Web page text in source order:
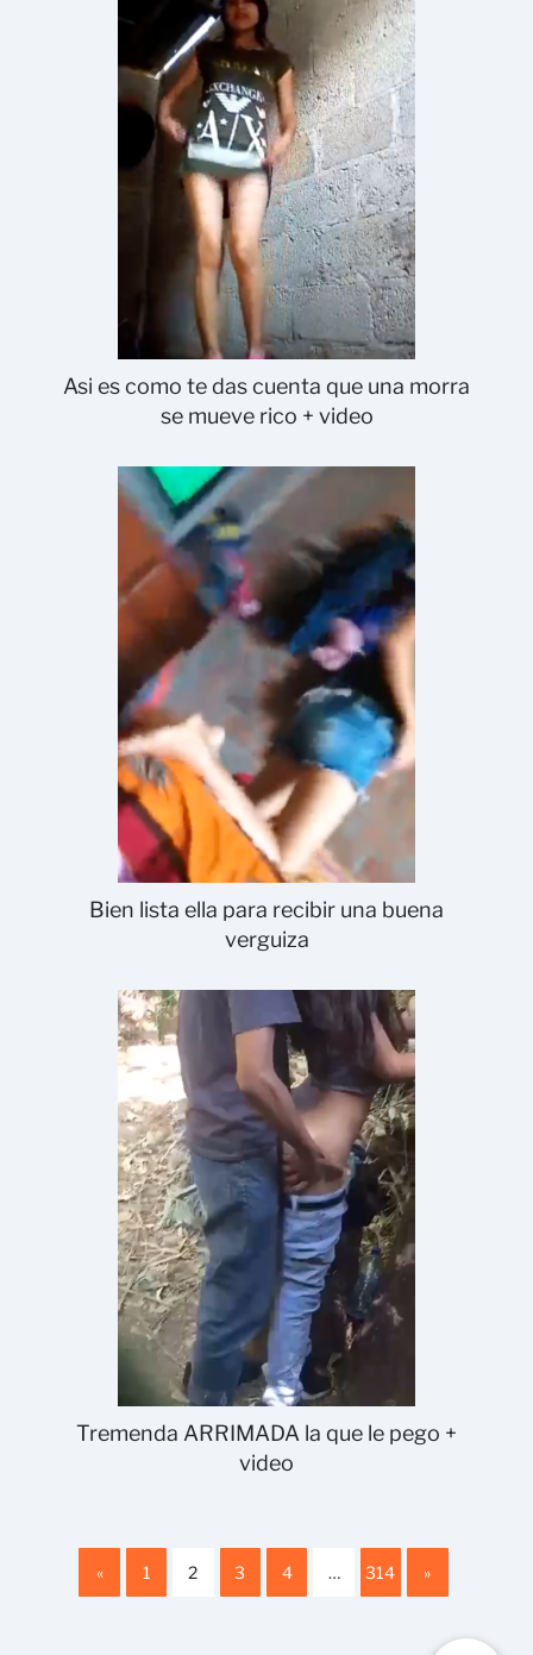
Asi es como te das cuenta que una morra
se mueve rico + video
Bien lista ella para recibir una buena
verguiza
Tremenda ARRIMADA la que le pego +
video
« 1 2 3 4 … 314 »